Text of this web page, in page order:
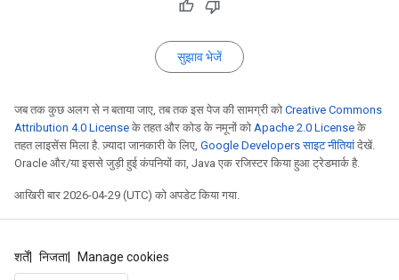
सुझाव भेजें
जब तक कुछ अलग से न बताया जाए, तब तक इस पेज की सामग्री को Creative Commons
Attribution 4.0 License के तहत और कोड के नमूनों को Apache 2.0 License के
तहत लाइसेंस मिला है. ज़्यादा जानकारी के लिए, Google Developers साइट नीतियां देखें.
Oracle और/या इससे जुड़ी हुई कंपनियों का, Java एक रजिस्टर किया हुआ ट्रेडमार्क है.
आखिरी बार 2026-04-29 (UTC) को अपडेट किया गया.
शर्तें निजता Manage cookies